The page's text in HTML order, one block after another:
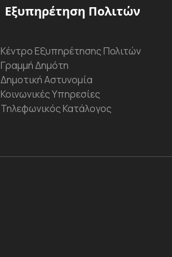
Εξυπηρέτηση Πολιτών
Κέντρο Εξυπηρέτησης Πολιτών
Γραμμή Δημότη
Δημοτική Αστυνομία
Κοινωνικές Υπηρεσίες
Τηλεφωνικός Κατάλογος